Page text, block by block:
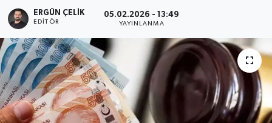
ERGÜN ÇELIK
EDITÖR
05.02.2026 - 13:49
YAYINLANMA